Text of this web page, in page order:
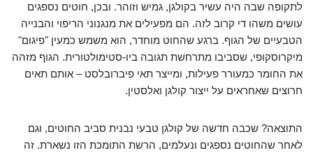
לתקופה שבה היה עשיר בקולגן, גמיש וזוהר. ובכן, חוטים נספגים
עושים משהו די קרוב לזה. הם מפעילים את מנגנוני הריפוי והבנייה
הטבעיים של הגוף. ברגע שהחוט מוחדר, הוא משמש כמעין "פיגום"
מיקרוסקופי, שסביבו מתרחשת תגובה ביו-סטימולטורית. הגוף מזהה
את החומר כמעורר פעילות, ומייצר תאי פיברובלסט – אותם תאים
חרוצים שאחראים על ייצור קולגן ואלסטין.
התוצאה? שכבה חדשה של קולגן טבעי נבנית סביב החוטים, וגם
לאחר שהחוטים נספגים ונעלמים, הרשת התומכת הזו נשארת. זה